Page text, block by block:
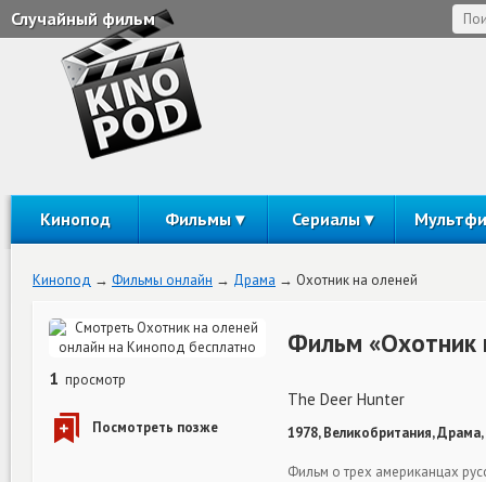
Случайный фильм
Кинопод Фильмы Сериалы
Кинопод Фильмы онлайн Драма Охотник на оленей
1 просмотр
Фильм «Охотник
The Deer Hunter
1978, Великобритания,
Фильм о трех американцах